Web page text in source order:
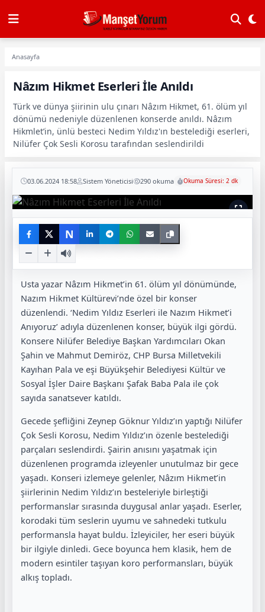
Anasayfa
Nâzım Hikmet Eserleri İle Anıldı
Türk ve dünya şiirinin ulu çınarı Nâzım Hikmet, 61. ölüm yıl
dönümü nedeniyle düzenlenen konserde anıldı. Nâzım
Hikmlet’in, ünlü besteci Nedim Yıldız'ın bestelediği eserleri,
Nilüfer Çok Sesli Korosu tarafından seslendirildi
03.06.2024 18:58 Sistem Yöneticisi 290 okuma Okuma Süresi: 2 dk
N
Usta yazar Nâzım Hikmet’in 61. ölüm yıl dönümünde,
Nazım Hikmet Kültürevi’nde özel bir konser
düzenlendi. ‘Nedim Yıldız Eserleri ile Nazım Hikmet’i
Anıyoruz’ adıyla düzenlenen konser, büyük ilgi gördü.
Konsere Nilüfer Belediye Başkan Yardımcıları Okan
Şahin ve Mahmut Demiröz, CHP Bursa Milletvekili
Kayıhan Pala ve eşi Büyükşehir Belediyesi Kültür ve
Sosyal İşler Daire Başkanı Şafak Baba Pala ile çok
sayıda sanatsever katıldı.
Gecede şefliğini Zeynep Göknur Yıldız’ın yaptığı Nilüfer
Çok Sesli Korosu, Nedim Yıldız’ın özenle bestelediği
parçaları seslendirdi. Şairin anısını yaşatmak için
düzenlenen programda izleyenler unutulmaz bir gece
yaşadı. Konseri izlemeye gelenler, Nâzım Hikmet’in
şiirlerinin Nedim Yıldız’ın besteleriyle birleştiği
performanslar sırasında duygusal anlar yaşadı. Eserler,
korodaki tüm seslerin uyumu ve sahnedeki tutkulu
performansla hayat buldu. İzleyiciler, her eseri büyük
bir ilgiyle dinledi. Gece boyunca hem klasik, hem de
modern esintiler taşıyan koro performansları, büyük
alkış topladı.